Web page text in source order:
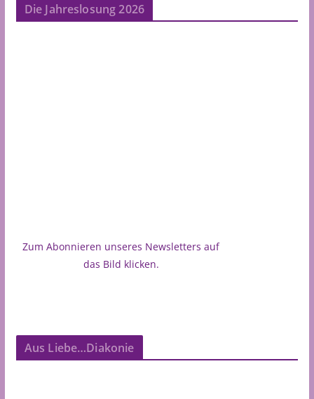
Die Jahreslosung 2026
Zum Abonnieren unseres Newsletters auf
das Bild klicken.
Aus Liebe…Diakonie